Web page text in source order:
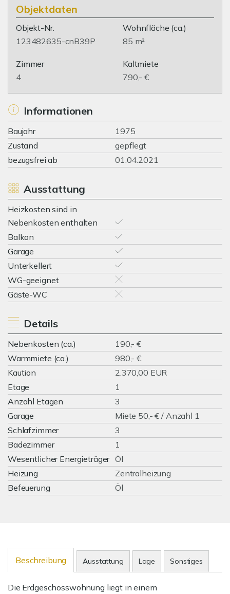
Objektdaten
Objekt-Nr.
123482635-cnB39P
Wohnfläche (ca.)
85 m²
Zimmer
4
Kaltmiete
790,- €
Informationen
Baujahr
1975
Zustand
gepflegt
bezugsfrei ab
01.04.2021
Ausstattung
Heizkosten sind in
Nebenkosten enthalten
Balkon
Garage
Unterkellert
WG-geeignet
Gäste-WC
Details
Nebenkosten (ca.)
190,- €
Warmmiete (ca.)
980,- €
Kaution
2.370,00 EUR
Etage
1
Anzahl Etagen
3
Garage
Miete 50,- € / Anzahl 1
Schlafzimmer
3
Badezimmer
1
Wesentlicher Energieträger Öl
Heizung
Zentralheizung
Befeuerung
Öl
Beschreibung Ausstattung Lage Sonstiges
Die Erdgeschosswohnung liegt in einem